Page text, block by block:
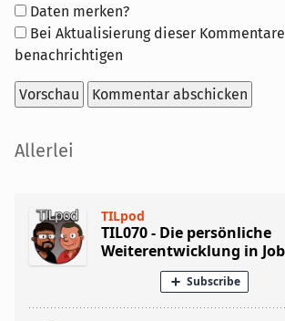
Formular-
Optionen
Daten merken?
Bei Aktualisierung dieser Kommentare
benachrichtigen
Seitenleiste
Allerlei